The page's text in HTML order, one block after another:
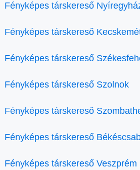
Fényképes társkereső
Fényképes társkereső
Fényképes társkereső
Fényképes társkereső Szolnok
Fényképes társkereső
Fényképes társkereső
Fényképes társkereső Veszprém